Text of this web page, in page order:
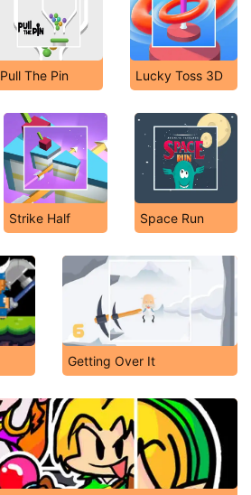
Pull The Pin Lucky Toss 3D
Strike Half Space Run
Getting Over It